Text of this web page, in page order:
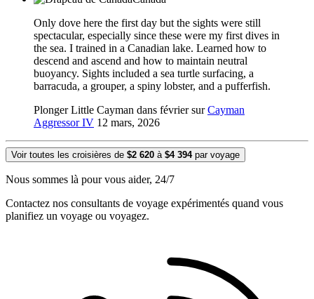
Only dove here the first day but the sights were still
spectacular, especially since these were my first dives in
the sea. I trained in a Canadian lake. Learned how to
descend and ascend and how to maintain neutral
buoyancy. Sights included a sea turtle surfacing, a
barracuda, a grouper, a spiny lobster, and a pufferfish.
Plonger Little Cayman dans février surCayman
Aggressor IV 12 mars, 2026
Voir toutes les croisières de $2 620 à $4 394par voyage
Nous sommes là pour vous aider, 24/7
Contactez nos consultants de voyage expérimentés quand vous
planifiez un voyage ou voyagez.